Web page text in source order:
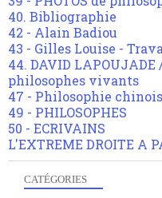
40. Bibliographie
42 - Alain Badiou
43 - Gilles Louise -
44. DAVID
philosophes vivants
47 - Philosophie
49 - PHILOSOPHES
50 - ECRIVAINS
L'EXTREME DROITE A
CATÉGORIES